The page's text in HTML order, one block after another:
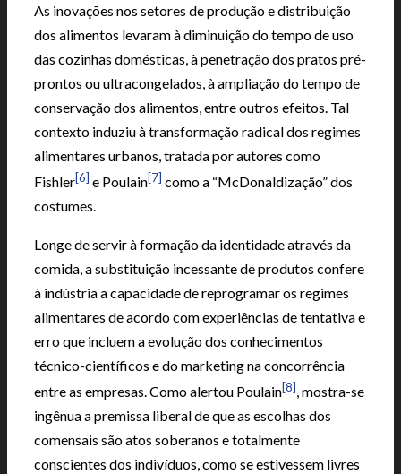
As inovações nos setores de produção e distribuição
dos alimentos levaram à diminuição do tempo de uso
das cozinhas domésticas, à penetração dos pratos pré-
prontos ou ultracongelados, à ampliação do tempo de
conservação dos alimentos, entre outros efeitos. Tal
contexto induziu à transformação radical dos regimes
alimentares urbanos, tratada por autores como
Fishler[6] e Poulain[7] como a “McDonaldização” dos
costumes.
Longe de servir à formação da identidade através da
comida, a substituição incessante de produtos confere
à indústria a capacidade de reprogramar os regimes
alimentares de acordo com experiências de tentativa e
erro que incluem a evolução dos conhecimentos
técnico-científicos e do marketing na concorrência
entre as empresas. Como alertou Poulain[8], mostra-se
ingênua a premissa liberal de que as escolhas dos
comensais são atos soberanos e totalmente
conscientes dos indivíduos, como se estivessem livres